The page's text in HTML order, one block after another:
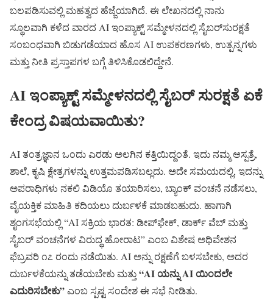
ಬಲಪಡಿಸುವಲ್ಲಿ ಮಹತ್ವದ ಹೆಜ್ಜೆಯಾಗಿದೆ. ಈ ಲೇಖನದಲ್ಲಿ ನಾನು
ಸ್ಥೂಲವಾಗಿ ಕಳೆದ ವಾರದ AI ಇಂಪ್ಯಾಕ್ಟ್ ಸಮ್ಮೇಳನದಲ್ಲಿ ಸೈಬರ್‌ಸುರಕ್ಷತೆ
ಸಂಬಂಧವಾಗಿ ಬಿಡುಗಡೆಯಾದ ಹೊಸ AI ಉಪಕರಣಗಳು, ಉತ್ಪನ್ನಗಳು
ಮತ್ತು ನೀತಿ ಪ್ರಸ್ತಾಪಗಳ ಬಗ್ಗೆ ತಿಳಿಸಿಕೊಡಲಿದ್ದೇನೆ.
AI ಇಂಪ್ಯಾಕ್ಟ್ ಸಮ್ಮೇಳನದಲ್ಲಿ ಸೈಬರ್ ಸುರಕ್ಷತೆ ಏಕೆ
ಕೇಂದ್ರ ವಿಷಯವಾಯಿತು?
AI ತಂತ್ರಜ್ಞಾನ ಒಂದು ಎರಡು ಅಲಗಿನ ಕತ್ತಿಯಿದ್ದಂತೆ. ಇದು ನಮ್ಮ ಆಸ್ಪತ್ರೆ,
ಶಾಲೆ, ಕೃಷಿ ಕ್ಷೇತ್ರಗಳನ್ನು ಉತ್ತಮಪಡಿಸಬಲ್ಲದು. ಅದೇ ಸಮಯದಲ್ಲಿ, ಇದನ್ನು
ಅಪರಾಧಿಗಳು ನಕಲಿ ವಿಡಿಯೊ ತಯಾರಿಸಲು, ಬ್ಯಾಂಕ್ ವಂಚನೆ ನಡೆಸಲು,
ವೈಯಕ್ತಿಕ ಮಾಹಿತಿ ಕದಿಯಲು ದುರ್ಬಳಕೆ ಮಾಡಬಹುದು. ಹಾಗಾಗಿ
ಶೃಂಗಸಭೆಯಲ್ಲಿ “AI ಸಕ್ರಿಯ ಭಾರತ: ಡೀಪ್‌ಫೇಕ್, ಡಾರ್ಕ್ ವೆಬ್ ಮತ್ತು
ಸೈಬರ್ ವಂಚನೆಗಳ ವಿರುದ್ಧ ಹೋರಾಟ” ಎಂಬ ವಿಶೇಷ ಅಧಿವೇಶನ
ಫೆಬ್ರವರಿ ೧೭ ರಂದು ನಡೆಯಿತು. AI ಅನ್ನು ರಕ್ಷಣೆಗೆ ಬಳಸಬೇಕು, ಅದರ
ದುರ್ಬಳಕೆಯನ್ನು ತಡೆಯಬೇಕು ಮತ್ತು“AI ಯನ್ನು AI ಯಿಂದಲೇ
ಎದುರಿಸಬೇಕು”ಎಂಬ ಸ್ಪಷ್ಟ ಸಂದೇಶ ಈ ಸಭೆ ನೀಡಿತು.